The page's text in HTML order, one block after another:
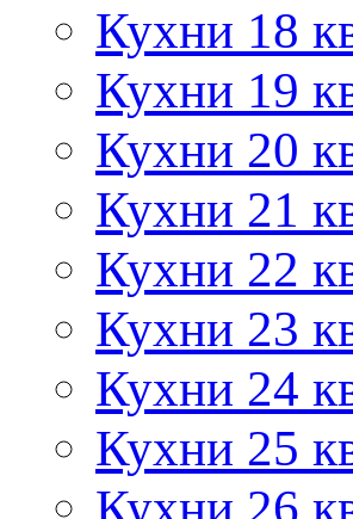
Кухни 18
Кухни 19
Кухни 20
Кухни 21
Кухни 22
Кухни 23
Кухни 24
Кухни 25
Кухни 26